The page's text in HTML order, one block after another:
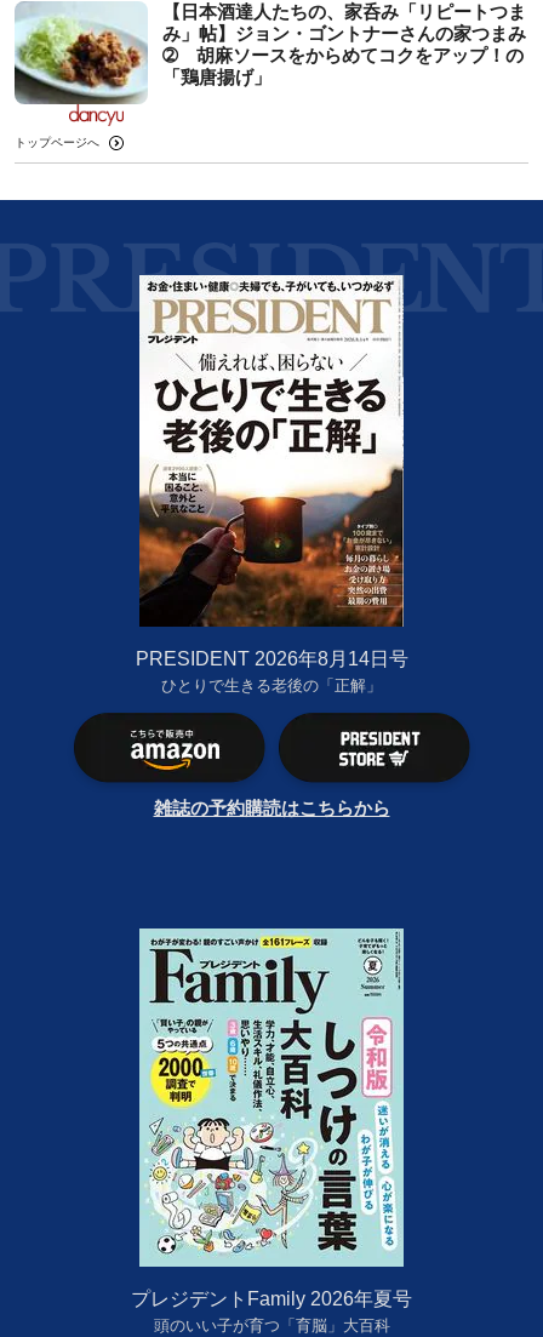
【日本酒達人たちの、家呑み「リピートつま
み」帖】ジョン・ゴントナーさんの家つまみ
➁ 胡麻ソースをからめてコクをアップ！の
「鶏唐揚げ」
トップページへ
PRESIDENT 2026年8月14日号
ひとりで生きる老後の「正解」
雑誌の予約購読はこちらから
プレジデントFamily 2026年夏号
頭のいい子が育つ「育脳」大百科